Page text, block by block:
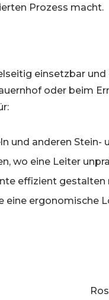
Prozess macht.
einsetzbar
oder beim
und anderen Stein-
wo eine Leiter
effizient gestalten
eine ergonomische